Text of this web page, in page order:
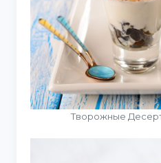
Творожные